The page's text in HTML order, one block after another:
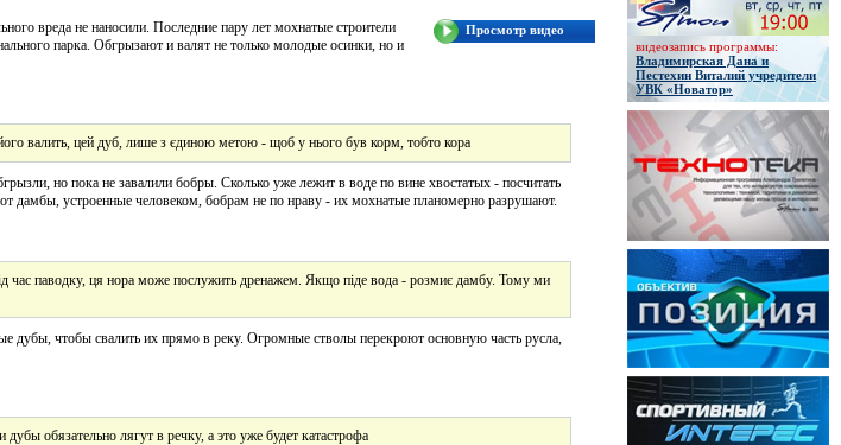
Просмотр видео
вреда не наносили. Последние пару лет мохнатые строители
парка. Обгрызают и валят не только молодые осинки, но и
валить, цей дуб, лише з єдиною метою - щоб у нього був корм, тобто кора
но пока не завалили бобры. Сколько уже лежит в воде по вине хвостатых - посчитать
дамбы, устроенные человеком, бобрам не по нраву - их мохнатые планомерно разрушают.
час паводку, ця нора може послужить дренажем. Якщо піде вода - розмиє дамбу. Тому ми
дубы, чтобы свалить их прямо в реку. Огромные стволы перекроют основную часть русла,
обязательно лягут в речку, а это уже будет катастрофа
видеозапись программы:
Владимирская Дана и
Пестехин Виталий учредители
УВК «Новатор»